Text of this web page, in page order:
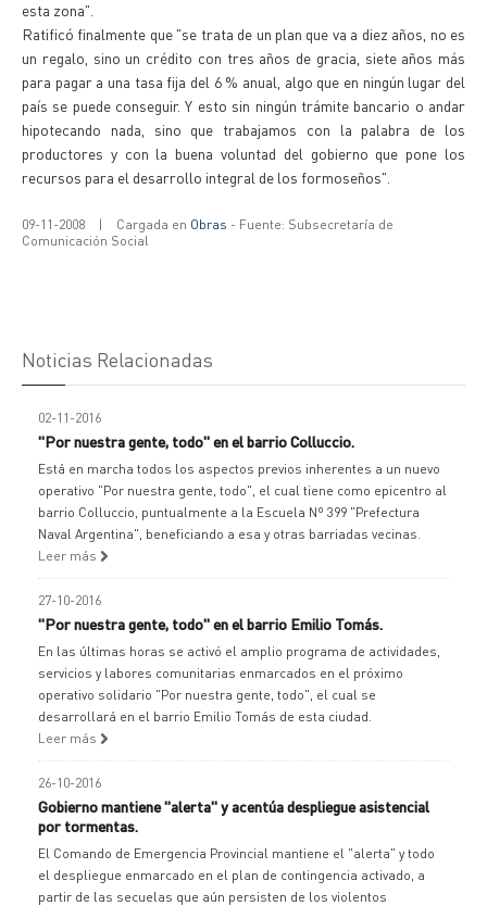
esta zona".
Ratificó finalmente que "se trata de un plan que va a diez años, no es
un regalo, sino un crédito con tres años de gracia, siete años más
para pagar a una tasa fija del 6 % anual, algo que en ningún lugar del
país se puede conseguir. Y esto sin ningún trámite bancario o andar
hipotecando nada, sino que trabajamos con la palabra de los
productores y con la buena voluntad del gobierno que pone los
recursos para el desarrollo integral de los formoseños".
09-11-2008 | Cargada en Obras - Fuente: Subsecretaría de
Comunicación Social
Noticias Relacionadas
02-11-2016
"Por nuestra gente, todo" en el barrio Colluccio.
Está en marcha todos los aspectos previos inherentes a un nuevo
operativo "Por nuestra gente, todo", el cual tiene como epicentro al
barrio Colluccio, puntualmente a la Escuela Nº 399 "Prefectura
Naval Argentina", beneficiando a esa y otras barriadas vecinas.
Leer más
27-10-2016
"Por nuestra gente, todo" en el barrio Emilio Tomás.
En las últimas horas se activó el amplio programa de actividades,
servicios y labores comunitarias enmarcados en el próximo
operativo solidario "Por nuestra gente, todo", el cual se
desarrollará en el barrio Emilio Tomás de esta ciudad.
Leer más
26-10-2016
Gobierno mantiene "alerta" y acentúa despliegue asistencial
por tormentas.
El Comando de Emergencia Provincial mantiene el "alerta" y todo
el despliegue enmarcado en el plan de contingencia activado, a
partir de las secuelas que aún persisten de los violentos